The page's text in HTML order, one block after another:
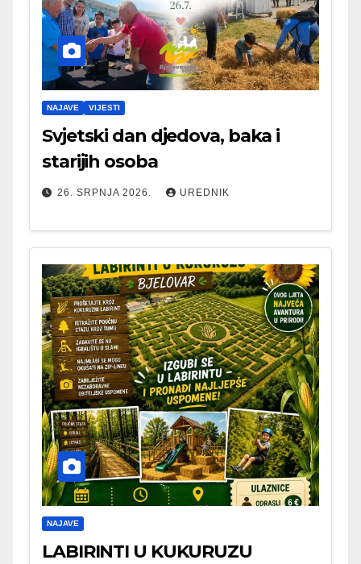
NAJAVE VIJESTI
Svjetski dan djedova, baka i
starijih osoba
26. SRPNJA 2026. UREDNIK
NAJAVE
LABIRINTI U KUKURUZU